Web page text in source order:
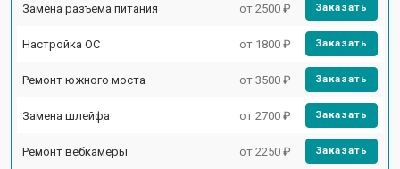
Замена разъема питания от 2500 ₽ Заказать
Настройка ОС от 1800 ₽ Заказать
Ремонт южного моста от 3500 ₽ Заказать
Замена шлейфа от 2700 ₽ Заказать
Ремонт вебкамеры от 2250 ₽ Заказать